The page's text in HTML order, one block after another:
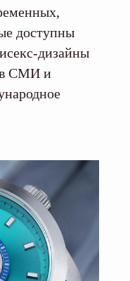
доступны
дизайны
в СМИ и